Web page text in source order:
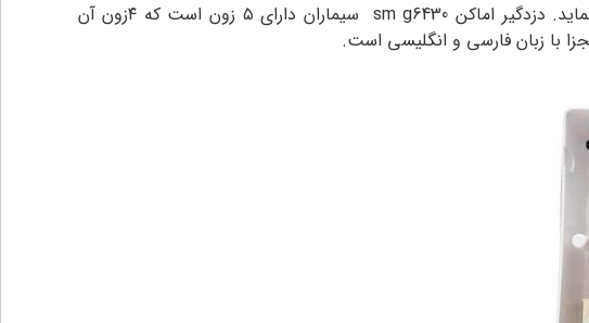
به کمک اپلیکیشن در هر جای ایران که باشید بدون نیاز به اینترنت می توانید دستگاه خود را فعال و غیرفعال نماید. دزدگیر اماکن sm g6430 سیماران دارای ۵ زون است که ۴زون آن
با زبان فارسی و انگلیسی است.